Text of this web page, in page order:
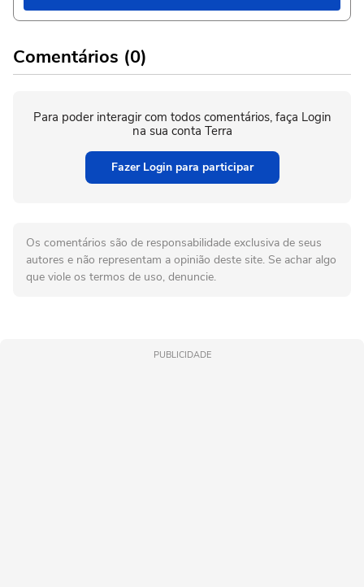
Comentários (0)
Para poder interagir com todos comentários, faça Login
na sua conta Terra
Fazer Login para participar
Os comentários são de responsabilidade exclusiva de seus
autores e não representam a opinião deste site. Se achar algo
que viole os termos de uso, denuncie.
PUBLICIDADE